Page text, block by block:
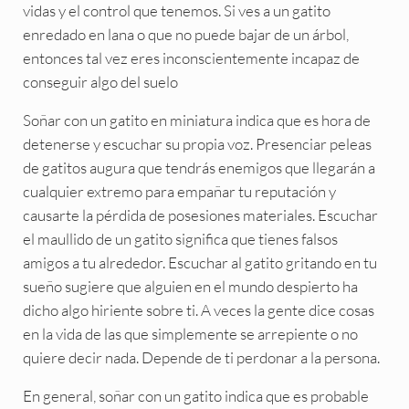
vidas y el control que tenemos. Si ves a un gatito
enredado en lana o que no puede bajar de un árbol,
entonces tal vez eres inconscientemente incapaz de
conseguir algo del suelo
Soñar con un gatito en miniatura indica que es hora de
detenerse y escuchar su propia voz. Presenciar peleas
de gatitos augura que tendrás enemigos que llegarán a
cualquier extremo para empañar tu reputación y
causarte la pérdida de posesiones materiales. Escuchar
el maullido de un gatito significa que tienes falsos
amigos a tu alrededor. Escuchar al gatito gritando en tu
sueño sugiere que alguien en el mundo despierto ha
dicho algo hiriente sobre ti. A veces la gente dice cosas
en la vida de las que simplemente se arrepiente o no
quiere decir nada. Depende de ti perdonar a la persona.
En general, soñar con un gatito indica que es probable